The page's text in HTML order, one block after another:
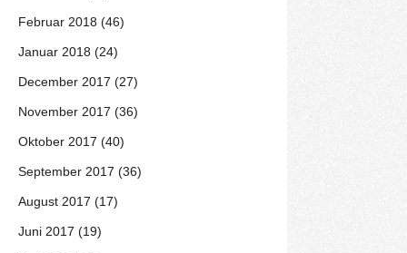
Februar 2018 (46)
Januar 2018 (24)
December 2017 (27)
November 2017 (36)
Oktober 2017 (40)
September 2017 (36)
August 2017 (17)
Juni 2017 (19)